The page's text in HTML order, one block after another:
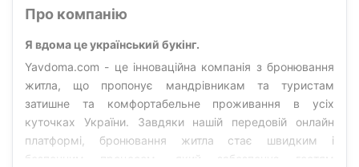
Про компанію
Я вдома це український букінг.
Yavdoma.com - це інноваційна компанія з бронювання
житла, що пропонує мандрівникам та туристам
затишне та комфортабельне проживання в усіх
куточках України. Завдяки нашій передовій онлайн
платформі, бронювання житла стає швидким і
безпечним процесом, який забезпечує гостям